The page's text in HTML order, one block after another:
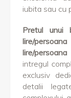
iubita sau cu
Pretul
lire/
lire/
intregul
exclusiv
detalii